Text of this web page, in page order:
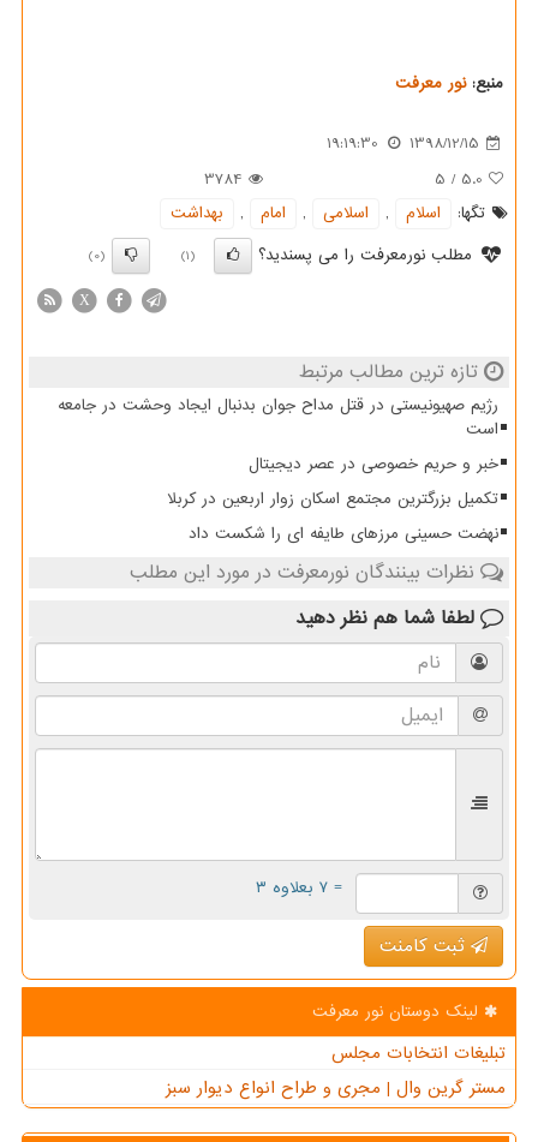
منبع:نور معرفت
1398/12/15
19:19:30
5.0
/
5
3784
تگها:
اسلام , اسلامی , امام ,
بهداشت
مطلب نورمعرفت را می پسندید؟
(1)
(0)
X
تازه ترین مطالب مرتبط
رژیم صهیونیستی در قتل مداح جوان بدنبال ایجاد وحشت در جامعه
است
خبر و حریم خصوصی در عصر دیجیتال
تکمیل بزرگترین مجتمع اسکان زوار اربعین در کربلا
نهضت حسینی مرزهای طایفه ای را شکست داد
نظرات بینندگان نورمعرفت در مورد این مطلب
لطفا شما هم نظر دهید
= ۷ بعلاوه ۳
ثبت کامنت
لینک دوستان نور معرفت
تبلیغات انتخابات مجلس
مستر گرین وال | مجری و طراح انواع دیوار سبز